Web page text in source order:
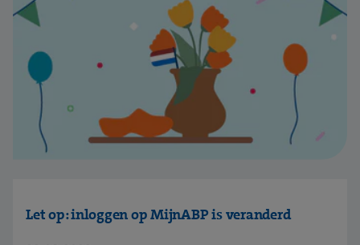
Let op: inloggen op MijnABP is veranderd